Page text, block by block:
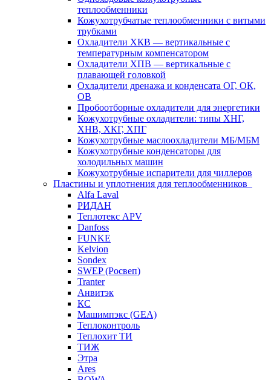
теплообменники
Кожухотрубчатые теплообменники с витыми
трубками
Охладители ХКВ — вертикальные с
температурным компенсатором
Охладители ХПВ — вертикальные с
плавающей головкой
Охладители дренажа и конденсата ОГ, ОК,
ОВ
Пробоотборные охладители для энергетики
Кожухотрубные охладители: типы ХНГ,
ХНВ, ХКГ, ХПГ
Кожухотрубные маслоохладители МБ/МБМ
Кожухотрубные конденсаторы для
холодильных машин
Кожухотрубные испарители для чиллеров
Пластины и уплотнения для теплообменников
Alfa Laval
РИДАН
Теплотекс APV
Danfoss
FUNKE
Kelvion
Sondex
SWEP (Росвеп)
Tranter
Анвитэк
КС
Машимпэкс (GEA)
Теплоконтроль
Теплохит ТИ
ТИЖ
Этра
Ares